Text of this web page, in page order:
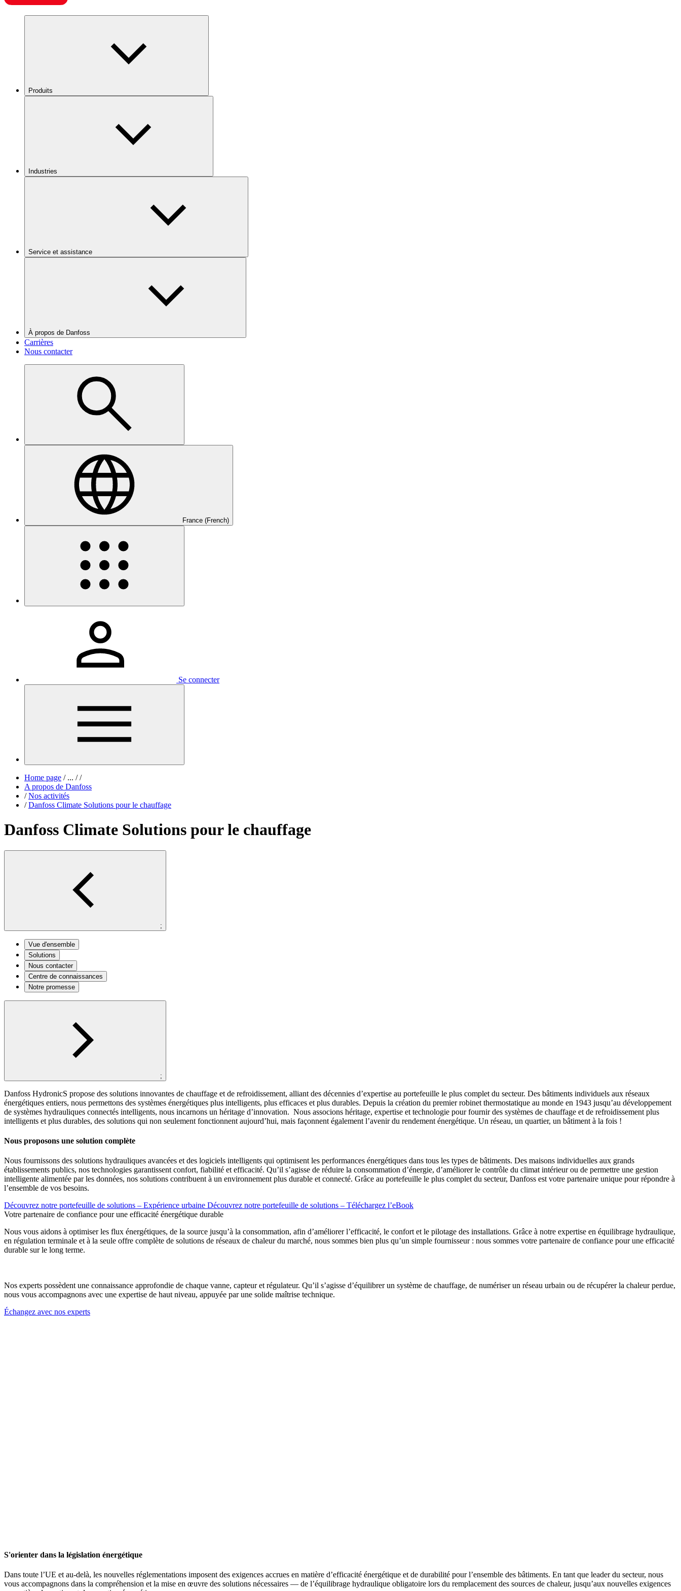
Produits
Industries
Service et assistance
À propos de Danfoss
Carrières
Nous contacter
France (French)
Se connecter
Home page /... / /
A propos de Danfoss
/ Nos activités
/ Danfoss Climate Solutions pour le chauffage
Danfoss Climate Solutions pour le chauffage
;
Vue d'ensemble
Solutions
Nous contacter
Centre de connaissances
Notre promesse
;
Danfoss HydronicS propose des solutions innovantes de chauffage et de refroidissement, alliant des décennies d’expertise au portefeuille le plus complet du secteur. Des bâtiments individuels aux réseaux
énergétiques entiers, nous permettons des systèmes énergétiques plus intelligents, plus efficaces et plus durables. Depuis la création du premier robinet thermostatique au monde en 1943 jusqu’au développement
de systèmes hydrauliques connectés intelligents, nous incarnons un héritage d’innovation. Nous associons héritage, expertise et technologie pour fournir des systèmes de chauffage et de refroidissement plus
intelligents et plus durables, des solutions qui non seulement fonctionnent aujourd’hui, mais façonnent également l’avenir du rendement énergétique. Un réseau, un quartier, un bâtiment à la fois !
Nous proposons une solution complète
Nous fournissons des solutions hydrauliques avancées et des logiciels intelligents qui optimisent les performances énergétiques dans tous les types de bâtiments. Des maisons individuelles aux grands
établissements publics, nos technologies garantissent confort, fiabilité et efficacité. Qu’il s’agisse de réduire la consommation d’énergie, d’améliorer le contrôle du climat intérieur ou de permettre une gestion
intelligente alimentée par les données, nos solutions contribuent à un environnement plus durable et connecté. Grâce au portefeuille le plus complet du secteur, Danfoss est votre partenaire unique pour répondre à
l’ensemble de vos besoins.
Découvrez notre portefeuille de solutions – Expérience urbaine Découvrez notre portefeuille de solutions – Téléchargez l’eBook
Votre partenaire de confiance pour une efficacité énergétique durable
Nous vous aidons à optimiser les flux énergétiques, de la source jusqu’à la consommation, afin d’améliorer l’efficacité, le confort et le pilotage des installations. Grâce à notre expertise en équilibrage hydraulique,
en régulation terminale et à la seule offre complète de solutions de réseaux de chaleur du marché, nous sommes bien plus qu’un simple fournisseur : nous sommes votre partenaire de confiance pour une efficacité
durable sur le long terme.
Nos experts possèdent une connaissance approfondie de chaque vanne, capteur et régulateur. Qu’il s’agisse d’équilibrer un système de chauffage, de numériser un réseau urbain ou de récupérer la chaleur perdue,
nous vous accompagnons avec une expertise de haut niveau, appuyée par une solide maîtrise technique.
Échangez avec nos experts
S'orienter dans la législation énergétique
Dans toute l’UE et au-delà, les nouvelles réglementations imposent des exigences accrues en matière d’efficacité énergétique et de durabilité pour l’ensemble des bâtiments. En tant que leader du secteur, nous
vous accompagnons dans la compréhension et la mise en œuvre des solutions nécessaires — de l’équilibrage hydraulique obligatoire lors du remplacement des sources de chaleur, jusqu’aux nouvelles exigences